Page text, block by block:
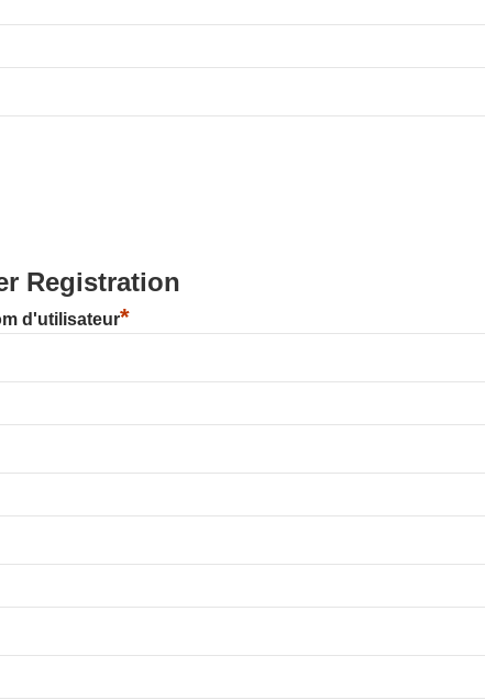
Registration
d'utilisateur*